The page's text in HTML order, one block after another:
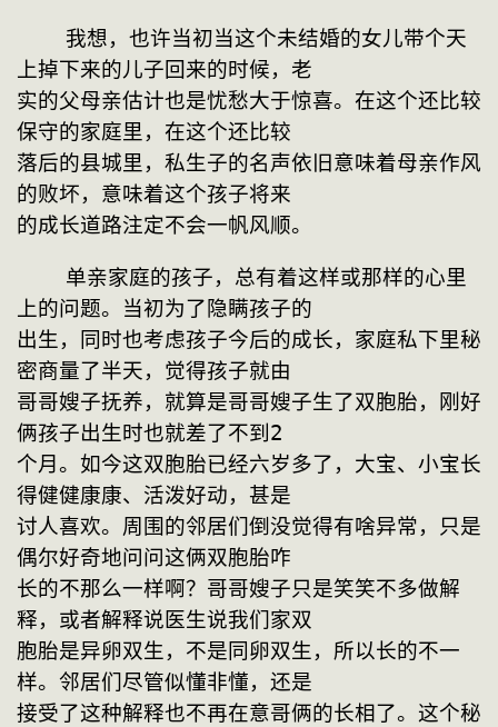
上掉下来的儿子回来的时候，老
实的父母亲估计也是忧愁大于惊喜。在这个还比较
保守的家庭里，在这个还比较
落后的县城里，私生子的名声依旧意味着母亲作风
的败坏，意味着这个孩子将来
的成长道路注定不会一帆风顺。
上的问题。当初为了隐瞒孩子的
出生，同时也考虑孩子今后的成长，家庭私下里秘
密商量了半天，觉得孩子就由
哥哥嫂子抚养，就算是哥哥嫂子生了双胞胎，刚好
俩孩子出生时也就差了不到2
个月。如今这双胞胎已经六岁多了，大宝、小宝长
得健健康康、活泼好动，甚是
讨人喜欢。周围的邻居们倒没觉得有啥异常，只是
偶尔好奇地问问这俩双胞胎咋
长的不那么一样啊？哥哥嫂子只是笑笑不多做解
释，或者解释说医生说我们家双
胞胎是异卵双生，不是同卵双生，所以长的不一
样。邻居们尽管似懂非懂，还是
接受了这种解释也不再在意哥俩的长相了。这个秘